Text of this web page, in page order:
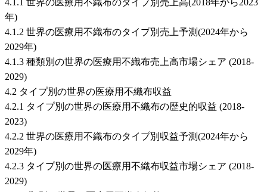
4.1.1 世界の医療用不織布のタイプ別売上高(2018年から2023
年)
4.1.2 世界の医療用不織布のタイプ別売上予測(2024年から
2029年)
4.1.3 種類別の世界の医療用不織布売上高市場シェア (2018-
2029)
4.2 タイプ別の世界の医療用不織布収益
4.2.1 タイプ別の世界の医療用不織布の歴史的収益 (2018-
2023)
4.2.2 世界の医療用不織布のタイプ別収益予測(2024年から
2029年)
4.2.3 タイプ別の世界の医療用不織布収益市場シェア (2018-
2029)